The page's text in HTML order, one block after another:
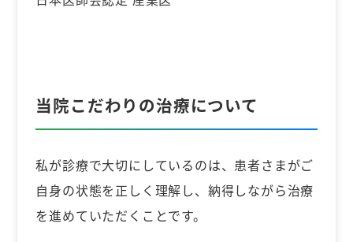
当院こだわりの治療について
私が診療で大切にしているのは、患者さまがご
自身の状態を正しく理解し、納得しながら治療
を進めていただくことです。